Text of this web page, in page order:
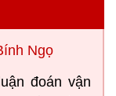
Ngọ
đoán vận